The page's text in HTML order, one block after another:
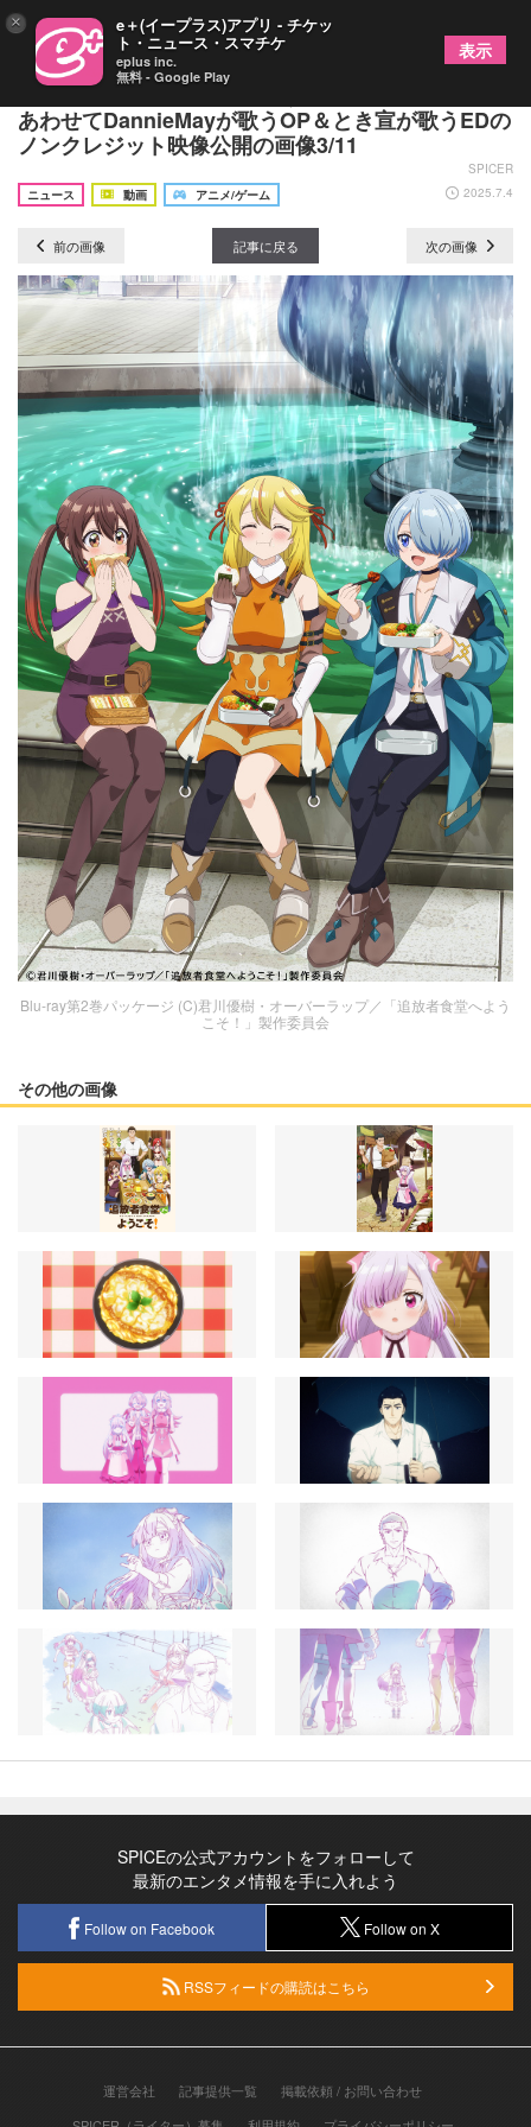
TVアニメ『追放者食堂へようこそ！』初回放送に
あわせてDannieMayが歌うOP＆とき宣が歌うEDの
ノンクレジット映像公開の画像3/11
SPICER
ニュース
動画 アニメ/ゲーム 2025.7.4
前の画像 記事に戻る 次の画像
Blu-ray第2巻パッケージ (C)君川優樹・オーバーラップ／「追放者食堂へよう
こそ！」製作委員会
その他の画像
SPICEの公式アカウントをフォローして
最新のエンタメ情報を手に入れよう
Follow on Facebook Follow on X
RSSフィードの購読はこちら
運営会社 記事提供一覧
掲載依頼 / お問い合わせ
× e＋(イープラス)アプリ - チケッ
ト・ニュース・スマチケ
eplus inc.
無料 - Google Play
表示